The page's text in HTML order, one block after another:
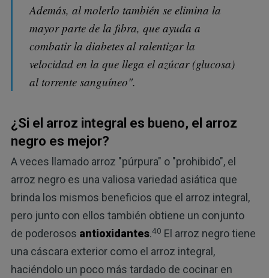
Además, al molerlo también se elimina la
mayor parte de la fibra, que ayuda a
combatir la diabetes al ralentizar la
velocidad en la que llega el azúcar (glucosa)
al torrente sanguíneo".
¿Si el arroz integral es bueno, el arroz
negro es mejor?
A veces llamado arroz "púrpura" o "prohibido", el
arroz negro es una valiosa variedad asiática que
brinda los mismos beneficios que el arroz integral,
pero junto con ellos también obtiene un conjunto
de poderosos antioxidantes.40 El arroz negro tiene
una cáscara exterior como el arroz integral,
haciéndolo un poco más tardado de cocinar en